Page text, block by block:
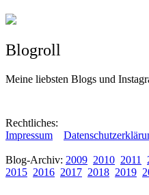
Blogroll
Meine liebsten Blogs und
Rechtliches:
Impressum
Blog-Archiv: 2009 2010 2011
2015 2016 2017 2018 2019